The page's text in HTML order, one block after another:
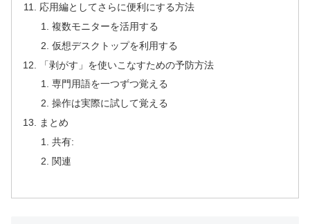
応用編としてさらに便利にする方法
複数モニターを活用する
仮想デスクトップを利用する
「剥がす」を使いこなすための予防方法
専門用語を一つずつ覚える
操作は実際に試して覚える
まとめ
共有:
関連